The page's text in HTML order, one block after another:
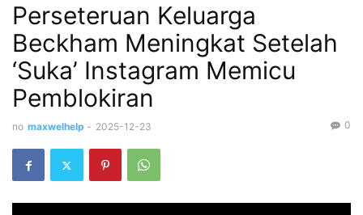
Perseteruan Keluarga
Beckham Meningkat Setelah
‘Suka’ Instagram Memicu
Pemblokiran
по maxwelhelp - 2025-12-23 0